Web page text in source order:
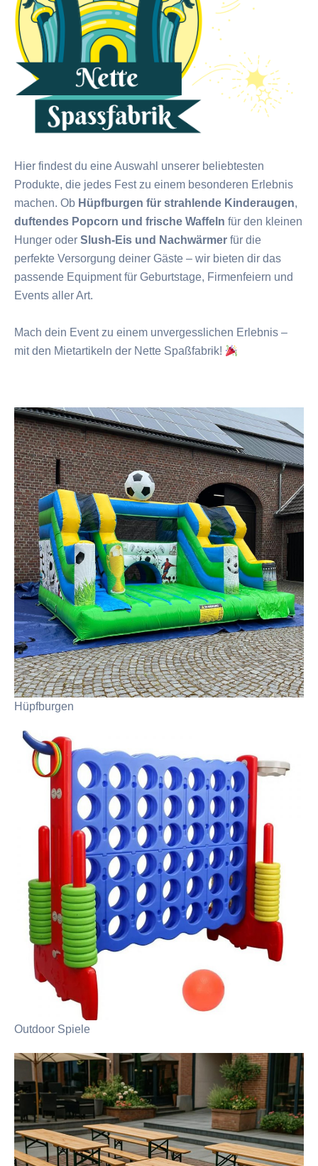
Hier findest du eine Auswahl unserer beliebtesten
Produkte, die jedes Fest zu einem besonderen Erlebnis
machen. Ob Hüpfburgen für strahlende Kinderaugen,
duftendes Popcorn und frische Waffeln für den kleinen
Hunger oder Slush-Eis und Nachwärmer für die
perfekte Versorgung deiner Gäste – wir bieten dir das
passende Equipment für Geburtstage, Firmenfeiern und
Events aller Art.
Mach dein Event zu einem unvergesslichen Erlebnis –
mit den Mietartikeln der Nette Spaßfabrik!
Hüpfburgen
Outdoor Spiele